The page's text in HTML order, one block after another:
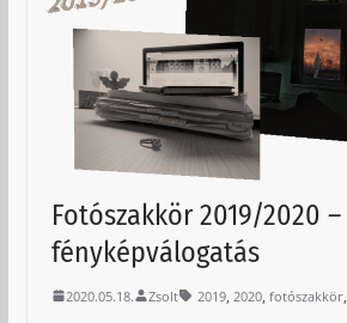
Fotószakkör 2019/2020 –
fényképválogatás
2020.05.18. Zsolt 2019, 2020, fotószakkör,